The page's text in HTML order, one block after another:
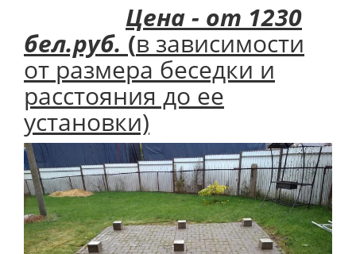
Цена - от 1230
бел.руб. (в зависимости
от размера беседки и
расстояния до ее
установки)